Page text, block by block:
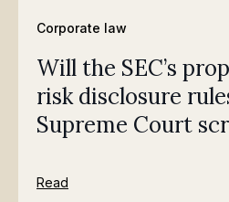
Corporate law
Will the SEC’s
risk disclosure
Supreme Court
Read